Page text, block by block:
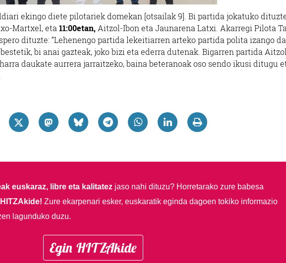
ekingo diete pilotariek domekan [otsailak 9]. Bi partida jokatuko
Martxel, eta 11:00etan, Aitzol-Ibon eta Jaunarena Latxi. Akarregi Pilota
dituzte: “Lehenengo partida lekeitiarren arteko partida polita izango
bi anai gazteak, joko bizi eta ederra dutenak. Bigarren partida
daukate aurrera jarraitzeko, baina beteranoak oso sendo ikusi ditugu
euskaraz, libre eta kalitatezjaso nahi dituzu? Horretarako zure babesa
Zure ekarpenari esker, euskaratik eginda dagoen tokiko informazio
lagunduko duzu.
Egin HITZAkide